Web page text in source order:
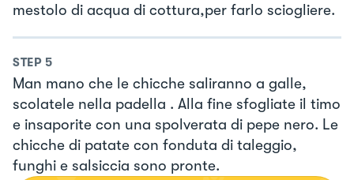
mestolo di acqua di cottura,per farlo sciogliere.
STEP 5
Man mano che le chicche saliranno a galle,
scolatele nella padella . Alla fine sfogliate il timo
e insaporite con una spolverata di pepe nero. Le
chicche di patate con fonduta di taleggio,
funghi e salsiccia sono pronte.